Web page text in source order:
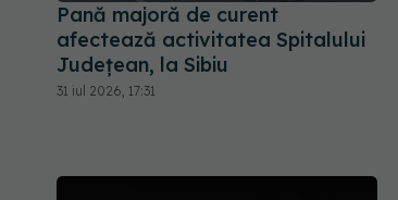
Pană majoră de curent
afectează activitatea Spitalului
Județean, la Sibiu
31 iul 2026, 17:31